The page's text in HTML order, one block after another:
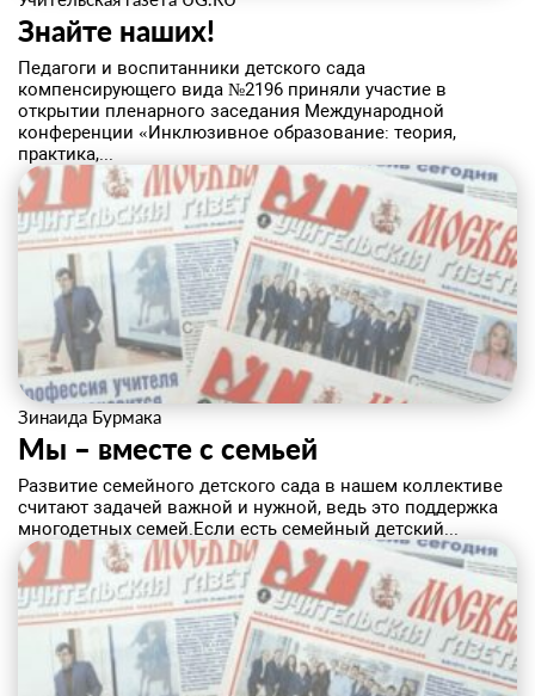
Знайте наших!
​Педагоги и воспитанники детского сада
компенсирующего вида №2196 приняли участие в
открытии пленарного заседания Международной
конференции «Инклюзивное образование: теория,
практика,...
Зинаида Бурмака
Мы – вместе с семьей
​Развитие семейного детского сада в нашем коллективе
считают задачей важной и нужной, ведь это поддержка
многодетных семей.Если есть семейный детский...